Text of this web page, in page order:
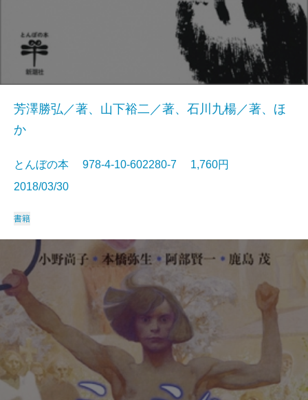
芳澤勝弘／著、山下裕二／著、石川九楊／著、ほ
か
とんぼの本 978-4-10-602280-7 1,760円
2018/03/30
書籍